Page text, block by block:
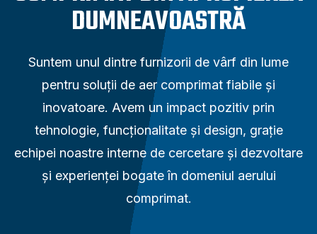
DUMNEAVOASTRĂ
Suntem unul dintre furnizorii de vârf din lume
pentru soluții de aer comprimat fiabile și
inovatoare. Avem un impact pozitiv prin
tehnologie, funcționalitate și design, grație
echipei noastre interne de cercetare și dezvoltare
și experienței bogate în domeniul aerului
comprimat.